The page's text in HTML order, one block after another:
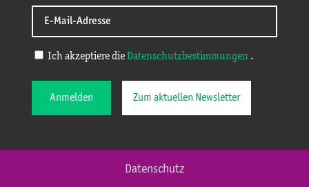
Ich akzeptiere die Datenschutzbestimmungen .
Anmelden Zum aktuellen Newsletter
Datenschutz